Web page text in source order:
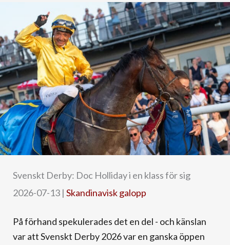
Svenskt Derby: Doc Holliday i en klass för sig
2026-07-13 | Skandinavisk galopp
På förhand spekulerades det en del - och känslan
var att Svenskt Derby 2026 var en ganska öppen